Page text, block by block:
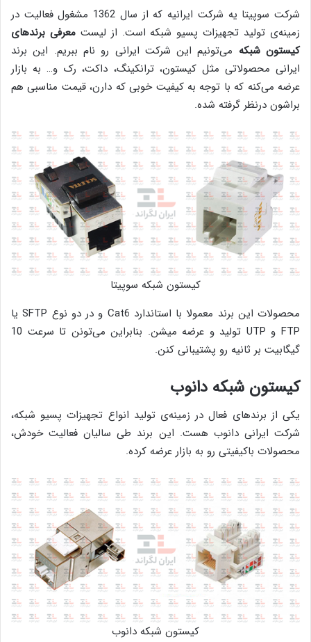
شرکت سوپیتا یه شرکت ایرانیه که از سال 1362 مشغول فعالیت در
زمینه‌ی تولید تجهیزات پسیو شبکه است. از لیستمعرفی برندهای
کیستون شبکه می‌تونیم این شرکت ایرانی رو نام ببریم. این برند
ایرانی محصولاتی مثل کیستون، ترانکینگ، داکت، رک و… به بازار
عرضه می‌کنه که با توجه به کیفیت خوبی که دارن، قیمت مناسبی هم
براشون درنظر گرفته شده.
کیستون شبکه سوپیتا
محصولات این برند معمولا با استاندارد Cat6 و در دو نوع SFTP یا
FTP و UTP تولید و عرضه میشن. بنابراین می‌تونن تا سرعت 10
گیگابیت بر ثانیه رو پشتیبانی کنن.
کیستون شبکه دانوب
یکی از برندهای فعال در زمینه‌ی تولید انواع تجهیزات پسیو شبکه،
شرکت ایرانی دانوب هست. این برند طی سالیان فعالیت خودش،
محصولات باکیفیتی رو به بازار عرضه کرده.
کیستون شبکه دانوب